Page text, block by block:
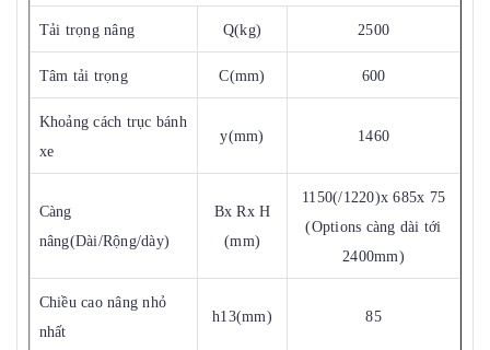
Tải trọng nâng Q(kg) 2500
Tâm tải trọng C(mm) 600
Khoảng cách trục bánh
xe
y(mm) 1460
Càng
nâng(Dài/Rộng/dày)
Bx Rx H
(mm)
1150(/1220)x 685x 75
(Options càng dài tới
2400mm)
Chiều cao nâng nhỏ
nhất
h13(mm) 85